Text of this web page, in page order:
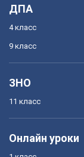
ДПА
4 класс
9 класс
ЗНО
11 класс
Онлайн уроки